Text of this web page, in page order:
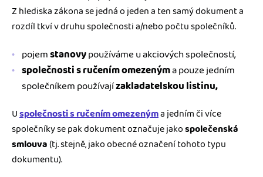
Z hlediska zákona se jedná o jeden a ten samý dokument a
rozdíl tkví v druhu společnosti a/nebo počtu společníků.
pojemstanovypoužíváme u akciových společností,
společnosti s ručením omezenýma pouze jedním
společníkem používajízakladatelskou listinu,
Uspolečnosti s ručením omezenýma jedním či více
společníky se pak dokument označuje jakospolečenská
smlouva(tj. stejně, jako obecné označení tohoto typu
dokumentu).